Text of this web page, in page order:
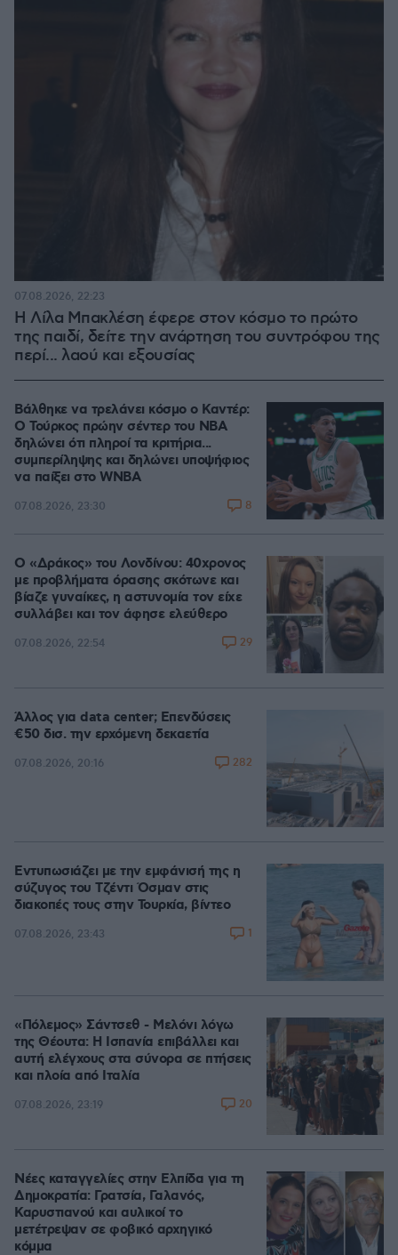
Η Λίλα Μπακλέση έφερε στον κόσμο το πρώτο
της παιδί, δείτε την ανάρτηση του συντρόφου της
περί... λαού και εξουσίας
07.08.2026, 22:23
Βάλθηκε να τρελάνει κόσμο ο Καντέρ:
Ο Τούρκος πρώην σέντερ του NBA
δηλώνει ότι πληροί τα κριτήρια...
συμπερίληψης και δηλώνει υποψήφιος
να παίξει στο WNBA
07.08.2026, 23:30 8
Ο «Δράκος» του Λονδίνου: 40χρονος
με προβλήματα όρασης σκότωνε και
βίαζε γυναίκες, η αστυνομία τον είχε
συλλάβει και τον άφησε ελεύθερο
07.08.2026, 22:54 29
Άλλος για data center; Επενδύσεις
€50 δισ. την ερχόμενη δεκαετία
07.08.2026, 20:16 282
Εντυπωσιάζει με την εμφάνισή της η
σύζυγος του Τζέντι Όσμαν στις
διακοπές τους στην Τουρκία, βίντεο
07.08.2026, 23:43 1
«Πόλεμος» Σάντσεθ - Μελόνι λόγω
της Θέουτα: Η Ισπανία επιβάλλει και
αυτή ελέγχους στα σύνορα σε πτήσεις
και πλοία από Ιταλία
07.08.2026, 23:19 20
Νέες καταγγελίες στην Ελπίδα για τη
Δημοκρατία: Γρατσία, Γαλανός,
Καρυστιανού και αυλικοί το
μετέτρεψαν σε φοβικό αρχηγικό
κόμμα